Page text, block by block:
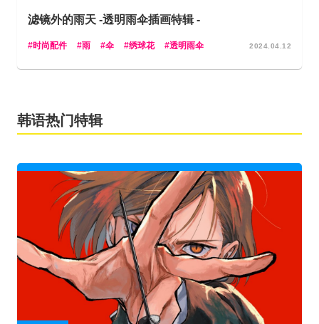
滤镜外的雨天 -透明雨伞插画特辑 -
时尚配件 雨 伞 绣球花 透明雨伞 2024.04.12
韩语热门特辑